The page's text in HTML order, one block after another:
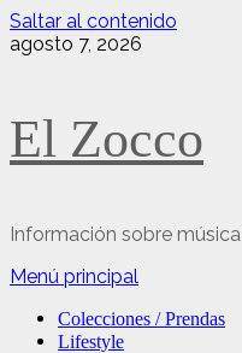
Saltar al contenido
agosto 7, 2026
El Zocco
Información sobre
Menú principal
Colecciones / Prendas
Lifestyle